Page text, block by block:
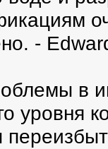
-
в
уровня